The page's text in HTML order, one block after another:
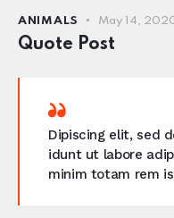
ANIMALS May 14,
Quote Post
Dipiscing elit, sed
idunt ut labore
minim totam rem